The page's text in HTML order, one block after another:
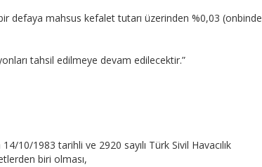
defaya mahsus kefalet tutarı üzerinden %0,03 (onbinde
tahsil edilmeye devam edilecektir.”
10/1983 tarihli ve 2920 sayılı Türk Sivil Havacılık
biri olması,